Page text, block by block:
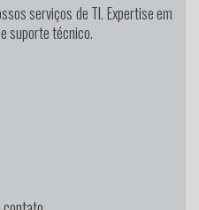
serviços de TI. Expertise em
suporte técnico.